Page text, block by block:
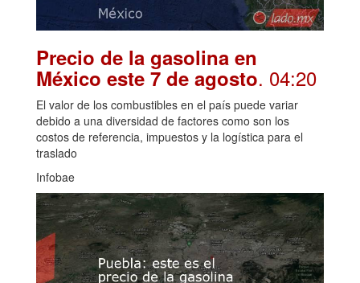
Precio de la gasolina en
México este 7 de agosto. 04:20
El valor de los combustibles en el país puede variar
debido a una diversidad de factores como son los
costos de referencia, impuestos y la logística para el
traslado
Infobae